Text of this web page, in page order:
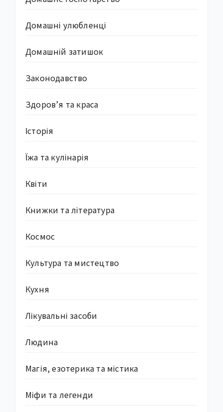
Домашні улюбленці
Домашній затишок
Законодавство
Здоров’я та краса
Історія
Їжа та кулінарія
Квіти
Книжки та література
Космос
Культура та мистецтво
Кухня
Лікувальні засоби
Людина
Магія, езотерика та містика
Міфи та легенди